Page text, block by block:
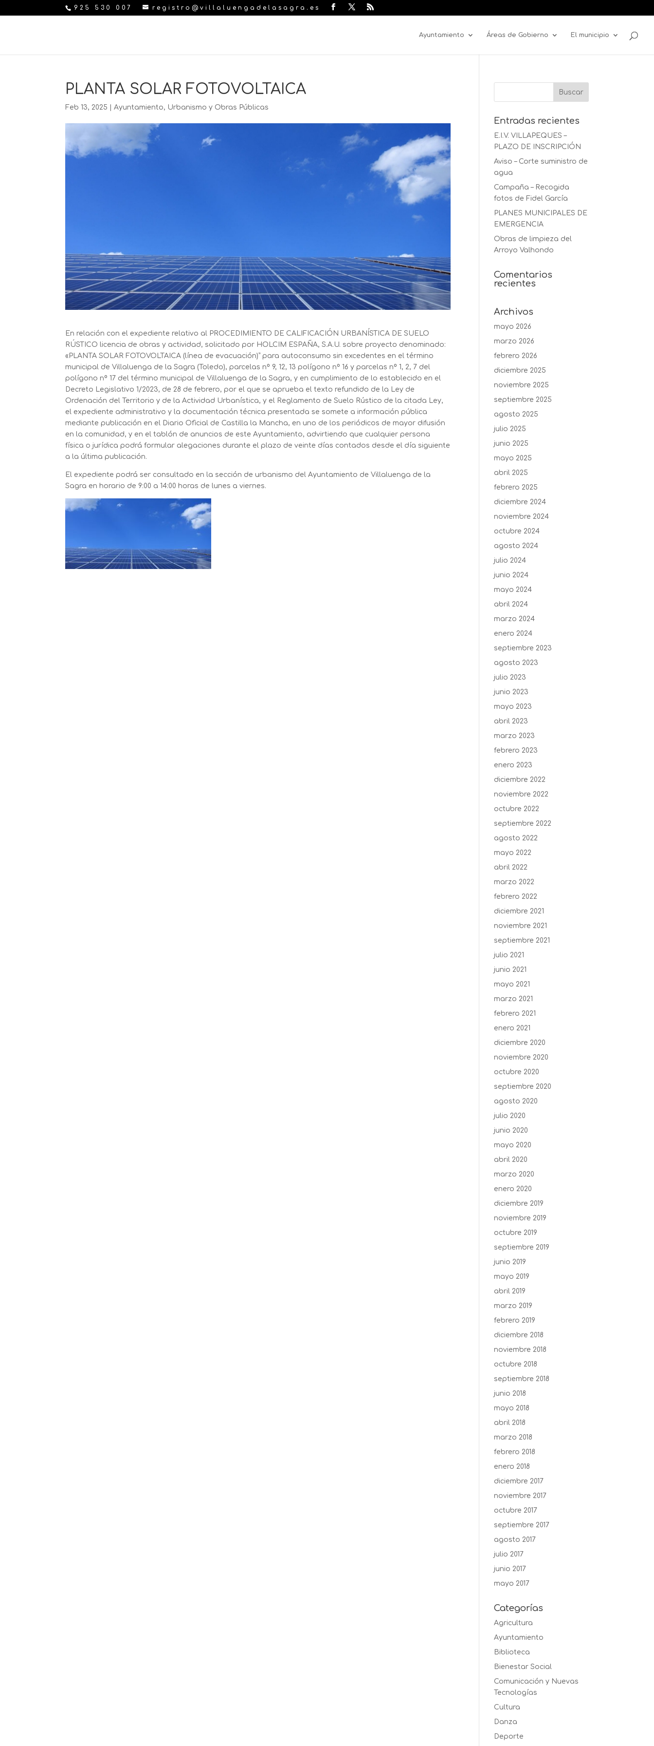
925 530 007 registro@villaluengadelasagra.es
Ayuntamiento Áreas de Gobierno El municipio
PLANTA SOLAR FOTOVOLTAICA
Feb 13, 2025 |Ayuntamiento, Urbanismo y Obras Públicas
En relación con el expediente relativo al PROCEDIMIENTO DE CALIFICACIÓN URBANÍSTICA DE SUELO
RÚSTICO licencia de obras y actividad, solicitado por HOLCIM ESPAÑA, S.A.U. sobre proyecto denominado:
«PLANTA SOLAR FOTOVOLTAICA (línea de evacuación)” para autoconsumo sin excedentes en el término
municipal de Villaluenga de la Sagra (Toledo), parcelas nº 9, 12, 13 polígono nº 16 y parcelas nº 1, 2, 7 del
polígono nº 17 del término municipal de Villaluenga de la Sagra, y en cumplimiento de lo establecido en el
Decreto Legislativo 1/2023, de 28 de febrero, por el que se aprueba el texto refundido de la Ley de
Ordenación del Territorio y de la Actividad Urbanística, y el Reglamento de Suelo Rústico de la citada Ley,
el expediente administrativo y la documentación técnica presentada se somete a información pública
mediante publicación en el Diario Oficial de Castilla la Mancha, en uno de los periódicos de mayor difusión
en la comunidad, y en el tablón de anuncios de este Ayuntamiento, advirtiendo que cualquier persona
física o jurídica podrá formular alegaciones durante el plazo de veinte días contados desde el día siguiente
a la última publicación.
El expediente podrá ser consultado en la sección de urbanismo del Ayuntamiento de Villaluenga de la
Sagra en horario de 9:00 a 14:00 horas de lunes a viernes.
Entradas recientes
E.I.V. VILLAPEQUES –
PLAZO DE INSCRIPCIÓN
Aviso – Corte suministro de
agua
Campaña – Recogida
fotos de Fidel García
PLANES MUNICIPALES DE
EMERGENCIA
Obras de limpieza del
Arroyo Valhondo
Comentarios
recientes
Archivos
mayo 2026
marzo 2026
febrero 2026
diciembre 2025
noviembre 2025
septiembre 2025
agosto 2025
julio 2025
junio 2025
mayo 2025
abril 2025
febrero 2025
diciembre 2024
noviembre 2024
octubre 2024
agosto 2024
julio 2024
junio 2024
mayo 2024
abril 2024
marzo 2024
enero 2024
septiembre 2023
agosto 2023
julio 2023
junio 2023
mayo 2023
abril 2023
marzo 2023
febrero 2023
enero 2023
diciembre 2022
noviembre 2022
octubre 2022
septiembre 2022
agosto 2022
mayo 2022
abril 2022
marzo 2022
febrero 2022
diciembre 2021
noviembre 2021
septiembre 2021
julio 2021
junio 2021
mayo 2021
marzo 2021
febrero 2021
enero 2021
diciembre 2020
noviembre 2020
octubre 2020
septiembre 2020
agosto 2020
julio 2020
junio 2020
mayo 2020
abril 2020
marzo 2020
enero 2020
diciembre 2019
noviembre 2019
octubre 2019
septiembre 2019
junio 2019
mayo 2019
abril 2019
marzo 2019
febrero 2019
diciembre 2018
noviembre 2018
octubre 2018
septiembre 2018
junio 2018
mayo 2018
abril 2018
marzo 2018
febrero 2018
enero 2018
diciembre 2017
noviembre 2017
octubre 2017
septiembre 2017
agosto 2017
julio 2017
junio 2017
mayo 2017
Categorías
Agricultura
Ayuntamiento
Biblioteca
Bienestar Social
Comunicación y Nuevas
Tecnologías
Cultura
Danza
Deporte